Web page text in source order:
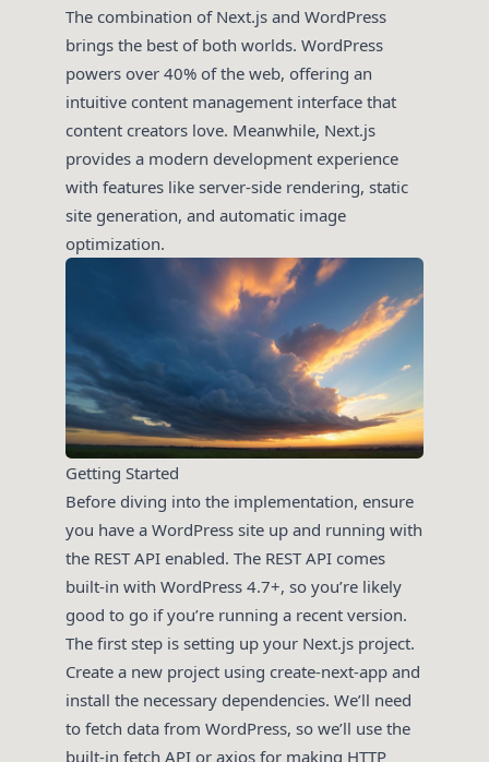
The combination of Next.js and WordPress
brings the best of both worlds. WordPress
powers over 40% of the web, offering an
intuitive content management interface that
content creators love. Meanwhile, Next.js
provides a modern development experience
with features like server-side rendering, static
site generation, and automatic image
optimization.
Getting Started
Before diving into the implementation, ensure
you have a WordPress site up and running with
the REST API enabled. The REST API comes
built-in with WordPress 4.7+, so you’re likely
good to go if you’re running a recent version.
The first step is setting up your Next.js project.
Create a new project using create-next-app and
install the necessary dependencies. We’ll need
to fetch data from WordPress, so we’ll use the
built-in fetch API or axios for making HTTP